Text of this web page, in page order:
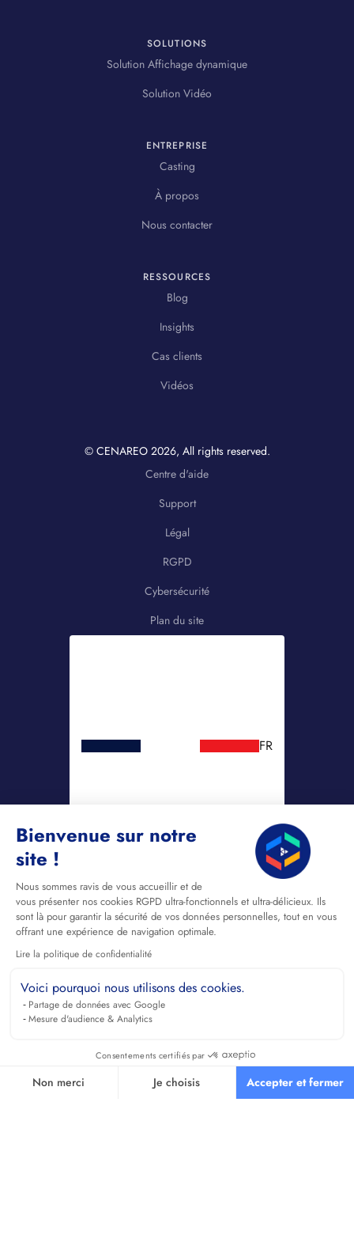
Bienvenue sur notre
site !
Nous sommes ravis de vous accueillir et de
vous présenter nos cookies RGPD ultra-fonctionnels et ultra-délicieux. Ils
sont là pour garantir la sécurité de vos données personnelles, tout en vous
offrant une expérience de navigation optimale.
Lire la politique de confidentialité
Voici pourquoi nous utilisons des cookies.
Partage de données avec Google
Mesure d'audience & Analytics
Consentements certifiés par
Non merci Je choisis Accepter et fermer
SOLUTIONS
Solution Affichage dynamique
Solution Vidéo
ENTREPRISE
Casting
À propos
Nous contacter
RESSOURCES
Blog
Insights
Cas clients
Vidéos
© CENAREO 2026, All rights reserved.
Centre d'aide
Support
Légal
RGPD
Cybersécurité
Plan du site
FR